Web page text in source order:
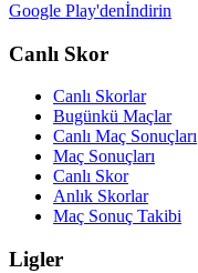
Google Play'denİndirin
Canlı Skor
Canlı Skorlar
Bugünkü Maçlar
Canlı Maç Sonuçları
Maç Sonuçları
Canlı Skor
Anlık Skorlar
Maç Sonuç Takibi
Ligler